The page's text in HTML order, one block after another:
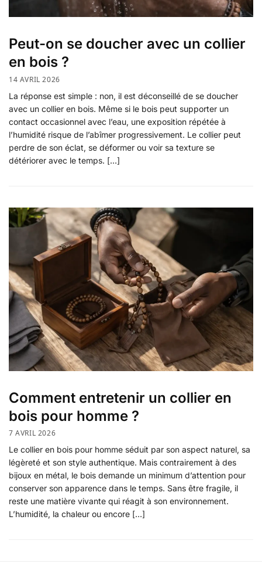
Peut-on se doucher avec un collier
en bois ?
14 AVRIL 2026
La réponse est simple : non, il est déconseillé de se doucher
avec un collier en bois. Même si le bois peut supporter un
contact occasionnel avec l’eau, une exposition répétée à
l’humidité risque de l’abîmer progressivement. Le collier peut
perdre de son éclat, se déformer ou voir sa texture se
détériorer avec le temps. […]
Comment entretenir un collier en
bois pour homme ?
7 AVRIL 2026
Le collier en bois pour homme séduit par son aspect naturel, sa
légèreté et son style authentique. Mais contrairement à des
bijoux en métal, le bois demande un minimum d’attention pour
conserver son apparence dans le temps. Sans être fragile, il
reste une matière vivante qui réagit à son environnement.
L’humidité, la chaleur ou encore […]